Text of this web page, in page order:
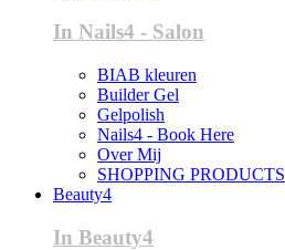
In Nails4 - Salon
BIAB kleuren
Builder Gel
Gelpolish
Nails4 - Book Here
Over Mij
SHOPPING PRODUCTS
Beauty4
In Beauty4